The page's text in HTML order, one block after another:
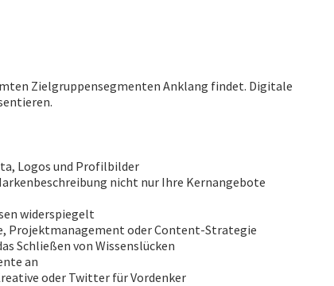
Zielgruppensegmenten Anklang findet. Digitale
Logos und Profilbilder
nicht nur Ihre Kernangebote
widerspiegelt
Projektmanagement oder Content-Strategie
Schließen von Wissenslücken
an
oder Twitter für Vordenker